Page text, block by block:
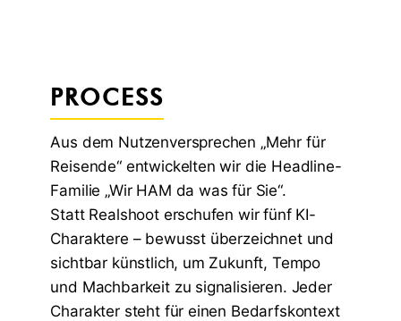
PROCESS
Aus dem Nutzenversprechen „Mehr für
Reisende“ entwickelten wir die Headline-
Familie „Wir HAM da was für Sie“.
Statt Realshoot erschufen wir fünf KI-
Charaktere – bewusst überzeichnet und
sichtbar künstlich, um Zukunft, Tempo
und Machbarkeit zu signalisieren. Jeder
Charakter steht für einen Bedarfskontext